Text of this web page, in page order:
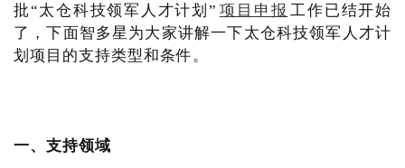
批“太仓科技领军人才计划” 项目申报 工作已结开始
了，下面智多星为大家讲解一下太仓科技领军人才计
划项目的支持类型和条件。
一、支持领域